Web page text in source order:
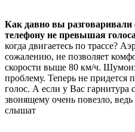
Как давно вы
телефону не превышая
когда двигаетесь по трассе?
сожалению, не позволяет
скорости выше 80 км/ч.
проблему. Теперь не придется
голос. А если у Вас гарнитура
звонящему очень повезло,
слышат